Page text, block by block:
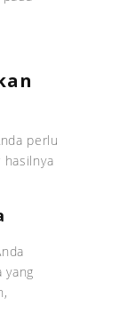
perlu
yang